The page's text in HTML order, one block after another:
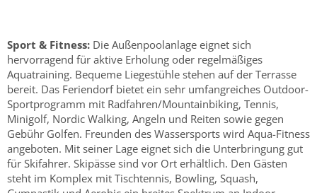
Sport & Fitness: Die Außenpoolanlage eignet sich
hervorragend für aktive Erholung oder regelmäßiges
Aquatraining. Bequeme Liegestühle stehen auf der Terrasse
bereit. Das Feriendorf bietet ein sehr umfangreiches Outdoor-
Sportprogramm mit Radfahren/Mountainbiking, Tennis,
Minigolf, Nordic Walking, Angeln und Reiten sowie gegen
Gebühr Golfen. Freunden des Wassersports wird Aqua-Fitness
angeboten. Mit seiner Lage eignet sich die Unterbringung gut
für Skifahrer. Skipässe sind vor Ort erhältlich. Den Gästen
steht im Komplex mit Tischtennis, Bowling, Squash,